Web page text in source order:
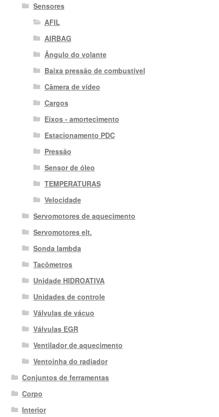
Sensores
AFIL
AIRBAG
Ângulo do volante
Baixa pressão de combustível
Câmera de vídeo
Cargos
Eixos - amortecimento
Estacionamento PDC
Pressão
Sensor de óleo
TEMPERATURAS
Velocidade
Servomotores de aquecimento
Servomotores elt.
Sonda lambda
Tacômetros
Unidade HIDROATIVA
Unidades de controle
Válvulas de vácuo
Válvulas EGR
Ventilador de aquecimento
Ventoinha do radiador
Conjuntos de ferramentas
Corpo
Interior